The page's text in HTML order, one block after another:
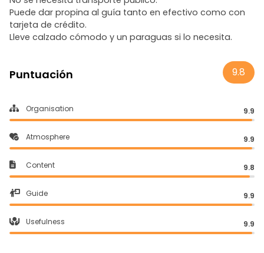
Puede dar propina al guía tanto en efectivo como con
tarjeta de crédito.
Lleve calzado cómodo y un paraguas si lo necesita.
Puntuación 9.8
Organisation 9.9
Atmosphere 9.9
Content 9.8
Guide 9.9
Usefulness 9.9